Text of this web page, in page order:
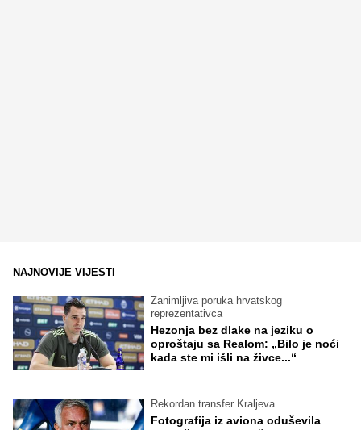
NAJNOVIJE VIJESTI
Zanimljiva poruka hrvatskog
reprezentativca
Hezonja bez dlake na jeziku o
oproštaju sa Realom: „Bilo je noći
kada ste mi išli na živce...“
Rekordan transfer Kraljeva
Fotografija iz aviona oduševila